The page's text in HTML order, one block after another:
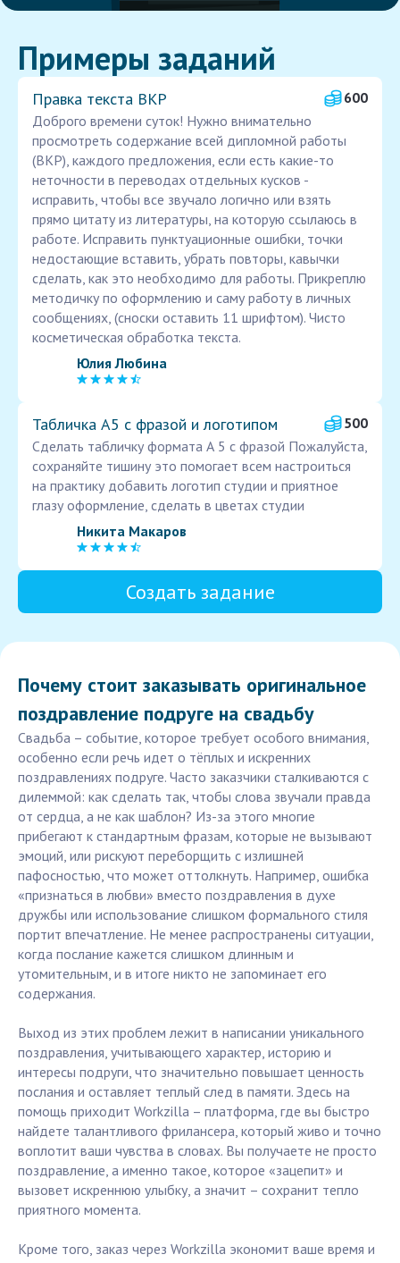
Примеры заданий
Правка текста ВКР
600
Доброго времени суток! Нужно внимательно
просмотреть содержание всей дипломной работы
(ВКР), каждого предложения, если есть какие-то
неточности в переводах отдельных кусков -
исправить, чтобы все звучало логично или взять
прямо цитату из литературы, на которую ссылаюсь в
работе. Исправить пунктуационные ошибки, точки
недостающие вставить, убрать повторы, кавычки
сделать, как это необходимо для работы. Прикреплю
методичку по оформлению и саму работу в личных
сообщениях, (сноски оставить 11 шрифтом). Чисто
косметическая обработка текста.
Юлия Любина
Табличка А5 с фразой и логотипом
500
Сделать табличку формата А 5 с фразой Пожалуйста,
сохраняйте тишину это помогает всем настроиться
на практику добавить логотип студии и приятное
глазу оформление, сделать в цветах студии
Никита Макаров
Создать задание
Почему стоит заказывать оригинальное
поздравление подруге на свадьбу
Свадьба – событие, которое требует особого внимания,
особенно если речь идет о тёплых и искренних
поздравлениях подруге. Часто заказчики сталкиваются с
дилеммой: как сделать так, чтобы слова звучали правда
от сердца, а не как шаблон? Из-за этого многие
прибегают к стандартным фразам, которые не вызывают
эмоций, или рискуют переборщить с излишней
пафосностью, что может оттолкнуть. Например, ошибка
«признаться в любви» вместо поздравления в духе
дружбы или использование слишком формального стиля
портит впечатление. Не менее распространены ситуации,
когда послание кажется слишком длинным и
утомительным, и в итоге никто не запоминает его
содержания.
Выход из этих проблем лежит в написании уникального
поздравления, учитывающего характер, историю и
интересы подруги, что значительно повышает ценность
послания и оставляет теплый след в памяти. Здесь на
помощь приходит Workzilla – платформа, где вы быстро
найдете талантливого фрилансера, который живо и точно
воплотит ваши чувства в словах. Вы получаете не просто
поздравление, а именно такое, которое «зацепит» и
вызовет искреннюю улыбку, а значит – сохранит тепло
приятного момента.
Кроме того, заказ через Workzilla экономит ваше время и